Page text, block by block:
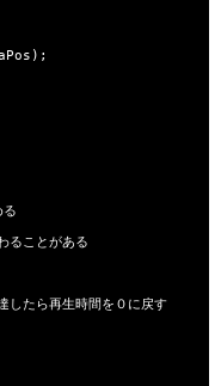
ることがある
たら再生時間を０に戻す